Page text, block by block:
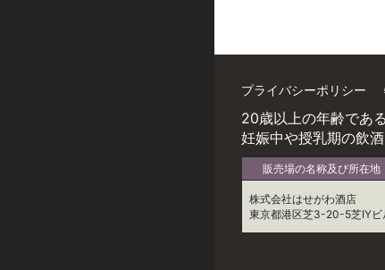
プライバシーポリシー
20歳以上の年齢であ
妊娠中や授乳期の飲
販売場の名称及び所在地
株式会社はせがわ酒店
東京都港区芝3-20-5芝IYビ